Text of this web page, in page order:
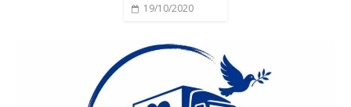
19/10/2020